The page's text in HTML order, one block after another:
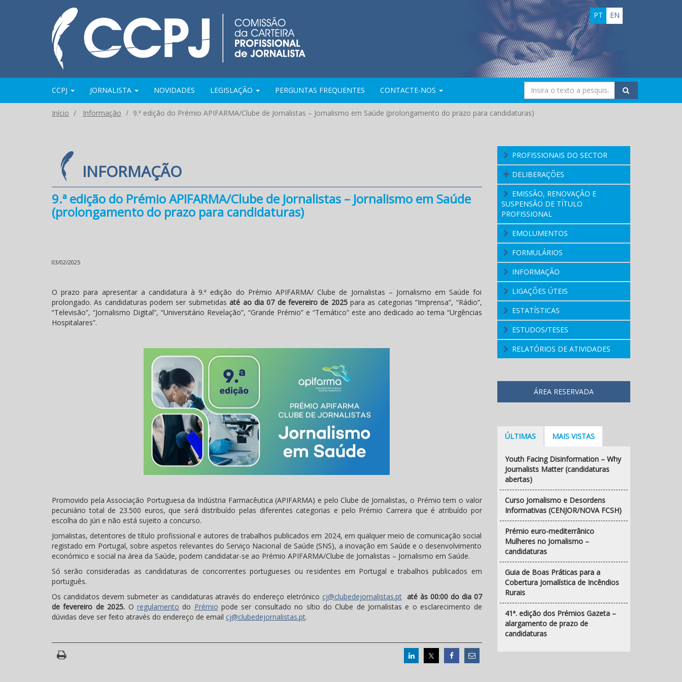
EN
PT
CCPJ JORNALISTA NOVIDADES LEGISLAÇÃO PERGUNTAS FREQUENTES CONTACTE-NOS
Início Informação 9.ª edição do Prémio APIFARMA/Clube de Jornalistas – Jornalismo em Saúde (prolongamento do prazo para candidaturas)
INFORMAÇÃO
9.ª edição do Prémio APIFARMA/Clube de Jornalistas – Jornalismo em Saúde
(prolongamento do prazo para candidaturas)
03/02/2025
O prazo para apresentar a candidatura à 9.ª edição do Prémio APIFARMA/ Clube de Jornalistas – Jornalismo em Saúde foi
prolongado. As candidaturas podem ser submetidasaté ao dia 07 de fevereiro de 2025para as categorias “Imprensa”, “Rádio”,
“Televisão”, “Jornalismo Digital”, “Universitário Revelação”, “Grande Prémio” e “Temático” este ano dedicado ao tema “Urgências
Hospitalares”.
Promovido pela Associação Portuguesa da Indústria Farmacêutica (APIFARMA) e pelo Clube de Jornalistas, o Prémio tem o valor
pecuniário total de 23.500 euros, que será distribuído pelas diferentes categorias e pelo Prémio Carreira que é atribuído por
escolha do júri e não está sujeito a concurso.
Jornalistas, detentores de título profissional e autores de trabalhos publicados em 2024, em qualquer meio de comunicação social
registado em Portugal, sobre aspetos relevantes do Serviço Nacional de Saúde (SNS), a inovação em Saúde e o desenvolvimento
económico e social na área da Saúde, podem candidatar-se ao Prémio APIFARMA/Clube de Jornalistas – Jornalismo em Saúde.
Só serão consideradas as candidaturas de concorrentes portugueses ou residentes em Portugal e trabalhos publicados em
português.
Os candidatos devem submeter as candidaturas através do endereço eletrónico cj@clubedejornalistas.pt até às 00:00 do dia 07
de fevereiro de 2025. O regulamento do Prémio pode ser consultado no sítio do Clube de Jornalistas e o esclarecimento de
dúvidas deve ser feito através do endereço de email cj@clubedejornalistas.pt.
PROFISSIONAIS DO SECTOR
DELIBERAÇÕES
EMISSÃO, RENOVAÇÃO E
SUSPENSÃO DE TÍTULO
PROFISSIONAL
EMOLUMENTOS
FORMULÁRIOS
INFORMAÇÃO
LIGAÇÕES ÚTEIS
ESTATÍSTICAS
ESTUDOS/TESES
RELATÓRIOS DE ATIVIDADES
ÁREA RESERVADA
ÚLTIMAS MAIS VISTAS
Youth Facing Disinformation – Why
Journalists Matter (candidaturas
abertas)
Curso Jornalismo e Desordens
Informativas (CENJOR/NOVA FCSH)
Prémio euro-mediterrânico
Mulheres no Jornalismo –
candidaturas
Guia de Boas Práticas para a
Cobertura Jornalística de Incêndios
Rurais
41ª. edição dos Prémios Gazeta –
alargamento de prazo de
candidaturas